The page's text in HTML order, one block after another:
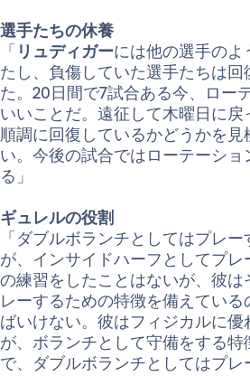
選手たちの休養
「 リュディガーには他の選手のよ
たし、負傷していた選手たちは回
た。20日間で7試合ある今、ロー
いいことだ。遠征して木曜日に
順調に回復しているかどうかを見
い。今後の試合ではローテーショ
る」
ギュレルの役割
「ダブルボランチとしてはプレ
が、インサイドハーフとしてプレ
の練習をしたことはないが、彼
レーするための特徴を備えてい
ばいけない。彼はフィジカルに
が、ボランチとして守備をする
で、ダブルボランチとしてはプレ